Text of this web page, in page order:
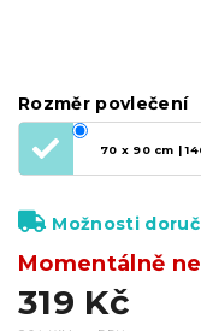
319 Kč
Momentálně
Rozměr povlečení
70 x 90 cm |
Možnosti